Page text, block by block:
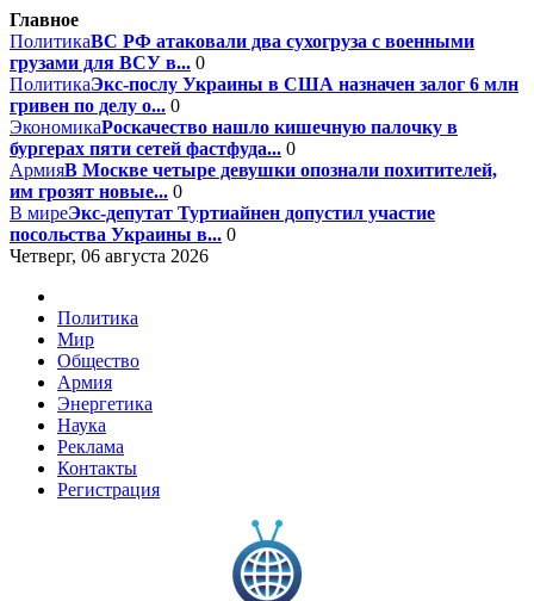
Главное
ПолитикаВС РФ атаковали два сухогруза с военными
грузами для ВСУ в... 0
ПолитикаЭкс-послу Украины в США назначен залог 6 млн
гривен по делу о... 0
ЭкономикаРоскачество нашло кишечную палочку в
бургерах пяти сетей фастфуда... 0
АрмияВ Москве четыре девушки опознали похитителей,
им грозят новые... 0
В миреЭкс-депутат Туртиайнен допустил участие
посольства Украины в... 0
Четверг, 06 августа 2026
Политика
Мир
Общество
Армия
Энергетика
Наука
Реклама
Контакты
Регистрация